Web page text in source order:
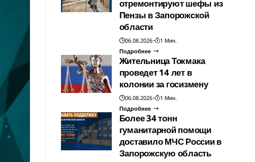
отремонтируют шефы из
Пензы в Запорожской
области
06.08.2026
1 Мин.
Подробнее
Жительница Токмака
проведет 14 лет в
колонии за госизмену
06.08.2026
1 Мин.
Подробнее
Более 34 тонн
гуманитарной помощи
доставило МЧС России в
Запорожскую область